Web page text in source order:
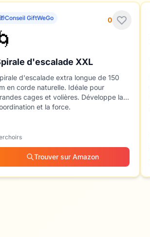
0
Conseil GiftWeGo
d'escalade XXL
d'escalade extra longue de 150
en corde naturelle. Idéale pour
cages et volières. Développe la
et la force.
Trouver sur Amazon